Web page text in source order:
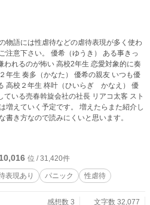
語には性虐待などの虐待表現が多く使わ
希（ゆうき） ある事きっ
われるのが怖い 高校2年生 恋愛対象的に奏
親友 いつも優
（ひいらぎ かなえ） 優
ている売春斡旋会社の社長 リアコ太客 スト
り雑な書き方なので読みにくいと思います。
10,016 位 / 31,420件
表現あり パニック 性虐待
感想数 3
文字数 32,077